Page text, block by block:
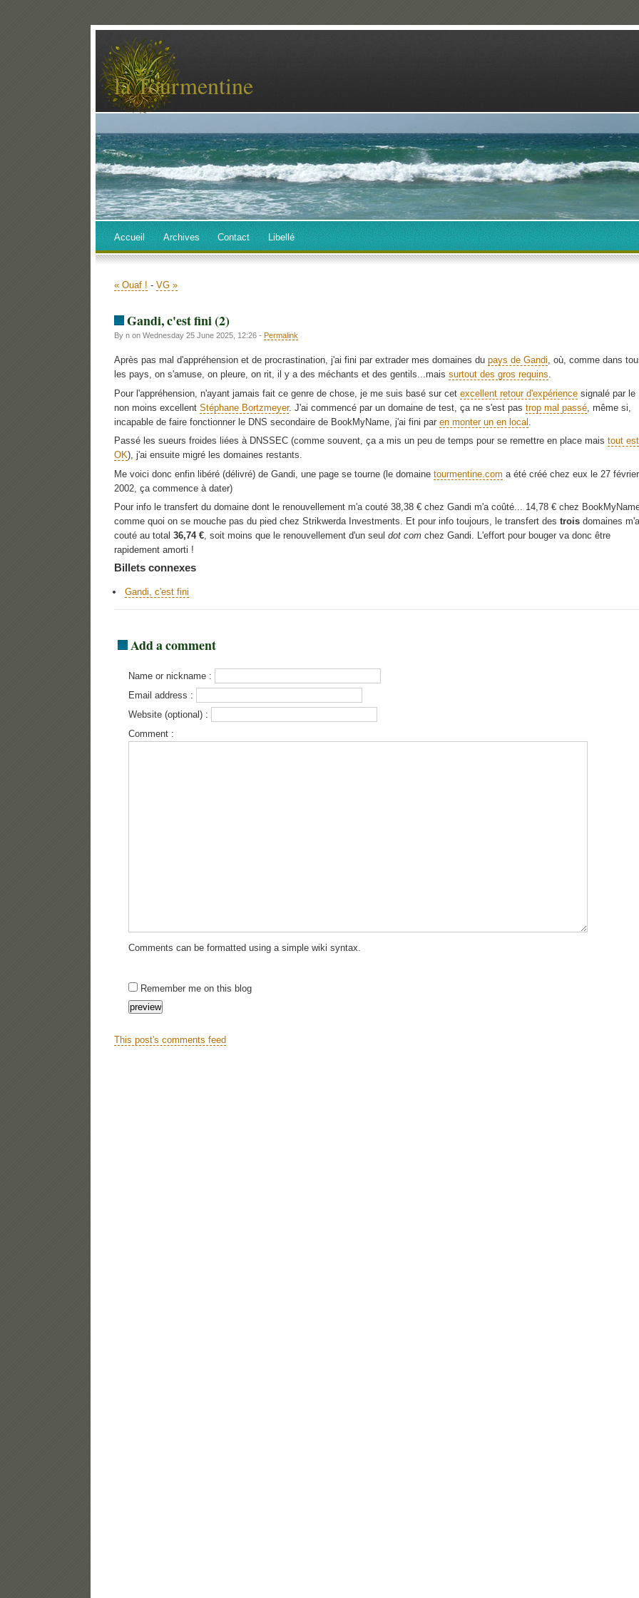
la Tourmentine
Accueil Archives Contact Libellé
« Ouaf ! - VG »
Gandi, c'est fini (2)
By n on Wednesday 25 June 2025, 12:26 - Permalink
Après pas mal d'appréhension et de procrastination, j'ai fini par extrader mes domaines du pays de Gandi, où, comme dans
les pays, on s'amuse, on pleure, on rit, il y a des méchants et des gentils...mais surtout des gros requins.
Pour l'appréhension, n'ayant jamais fait ce genre de chose, je me suis basé sur cet excellent retour d'expérience signalé par le
non moins excellent Stéphane Bortzmeyer. J'ai commencé par un domaine de test, ça ne s'est pas trop mal passé , même si,
incapable de faire fonctionner le DNS secondaire de BookMyName, j'ai fini par en monter un en local
Passé les sueurs froides liées à DNSSEC (comme souvent, ça a mis un peu de temps pour se remettre en place mais tout est
OK), j'ai ensuite migré les domaines restants.
Me voici donc enfin libéré (délivré) de Gandi, une page se tourne (le domaine tourmentine.com a été créé chez eux le 27 février
2002, ça commence à dater)
Pour info le transfert du domaine dont le renouvellement m'a couté 38,38 € chez Gandi m'a coûté... 14,78 € chez
comme quoi on se mouche pas du pied chez Strikwerda Investments. Et pour info toujours, le transfert des trois domaines m'a
couté au total 36,74 € , soit moins que le renouvellement d'un seul dot com chez Gandi. L'effort pour bouger va donc être
rapidement amorti !
Billets connexes
Gandi, c'est fini
Add a comment
Name or nickname :
Email address :
Website (optional) :
Comment :
Comments can be formatted using a simple wiki syntax.
Remember me on this blog
This post's comments feed